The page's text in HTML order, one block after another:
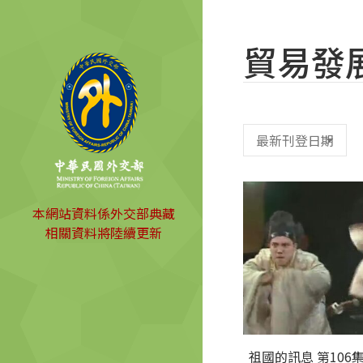
本網站資料係外交部典藏
相關資料將陸續更新
貿易發
祖國的訊息 第106